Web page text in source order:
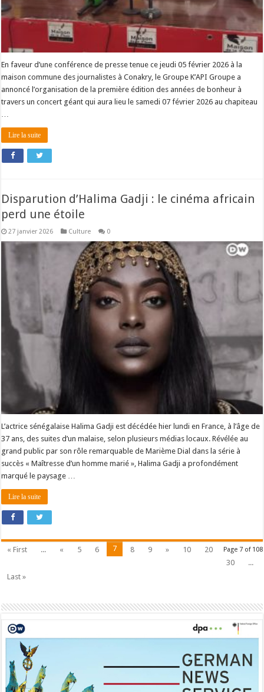
En faveur d’une conférence de presse tenue ce jeudi 05 février 2026 à la
maison commune des journalistes à Conakry, le Groupe K’API Groupe a
annoncé l’organisation de la première édition des années de bonheur à
travers un concert géant qui aura lieu le samedi 07 février 2026 au chapiteau
…
Lire la suite
Disparution d’Halima Gadji : le cinéma africain
perd une étoile
27 janvier 2026 Culture 0
L’actrice sénégalaise Halima Gadji est décédée hier lundi en France, à l’âge de
37 ans, des suites d’un malaise, selon plusieurs médias locaux. Révélée au
grand public par son rôle remarquable de Marième Dial dans la série à
succès « Maîtresse d’un homme marié », Halima Gadji a profondément
marqué le paysage …
Lire la suite
Page 7 of 108
« First ... « 5 6 7 8 9 » 10
20
30
...
Last »